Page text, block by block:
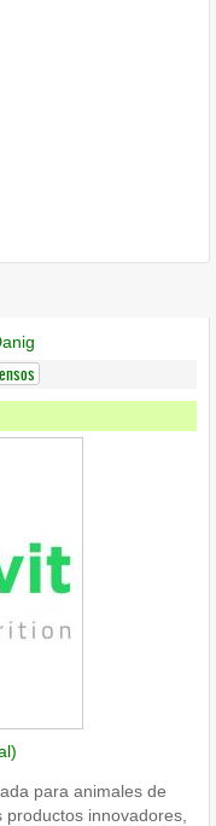
para animales de
innovadores,